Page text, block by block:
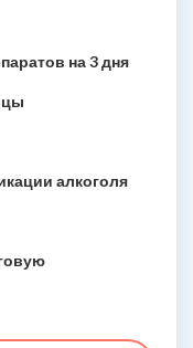
на 3 дня
алкоголя